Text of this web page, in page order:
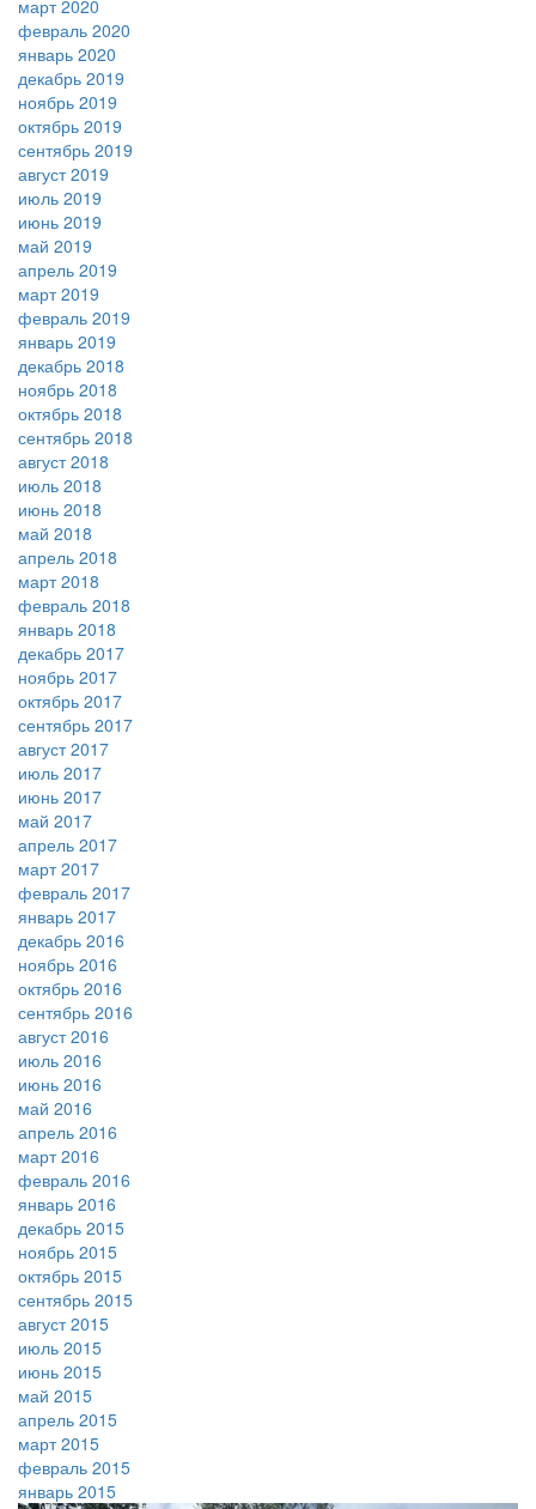
март 2020
февраль 2020
январь 2020
декабрь 2019
ноябрь 2019
октябрь 2019
сентябрь 2019
август 2019
июль 2019
июнь 2019
май 2019
апрель 2019
март 2019
февраль 2019
январь 2019
декабрь 2018
ноябрь 2018
октябрь 2018
сентябрь 2018
август 2018
июль 2018
июнь 2018
май 2018
апрель 2018
март 2018
февраль 2018
январь 2018
декабрь 2017
ноябрь 2017
октябрь 2017
сентябрь 2017
август 2017
июль 2017
июнь 2017
май 2017
апрель 2017
март 2017
февраль 2017
январь 2017
декабрь 2016
ноябрь 2016
октябрь 2016
сентябрь 2016
август 2016
июль 2016
июнь 2016
май 2016
апрель 2016
март 2016
февраль 2016
январь 2016
декабрь 2015
ноябрь 2015
октябрь 2015
сентябрь 2015
август 2015
июль 2015
июнь 2015
май 2015
апрель 2015
март 2015
февраль 2015
январь 2015